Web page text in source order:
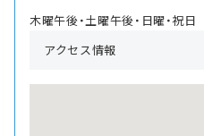
木曜午後・土曜午後・日曜・祝日
アクセス情報